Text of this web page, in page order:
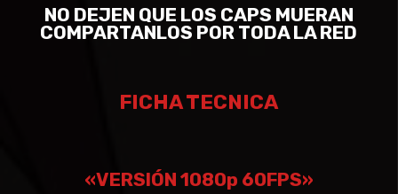
NO DEJEN QUE LOS CAPS MUERAN
COMPARTANLOS POR TODA LA RED
FICHA TECNICA
«VERSIÓN 1080p 60FPS»